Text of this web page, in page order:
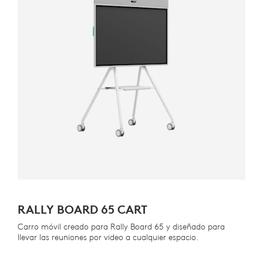
RALLY BOARD 65 CART
Carro móvil creado para Rally Board 65 y diseñado para
llevar las reuniones por video a cualquier espacio.